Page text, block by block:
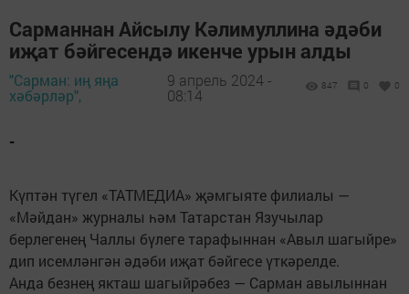
Сарманнан Айсылу Кәлимуллина әдәби
иҗат бәйгесендә икенче урын алды
"Сарман: иң яңа
хәбәрләр",
9 апрель 2024 -
08:14
847 0 0
-
Күптән түгел «ТАТМЕДИА» җәмгыяте филиалы —
«Мәйдан» журналы һәм Татарстан Язучылар
берлегенең Чаллы бүлеге тарафыннан «Авыл шагыйре»
дип исемләнгән әдәби иҗат бәйгесе үткәрелде.
Анда безнең якташ шагыйрәбез — Сарман авылыннан